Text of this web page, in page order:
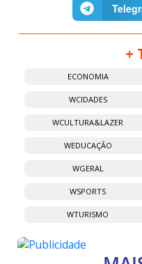
+
ECONOMIA
WCIDADES
WCULTURA&LAZER
WEDUCAÇÃO
WGERAL
WSPORTS
WTURISMO